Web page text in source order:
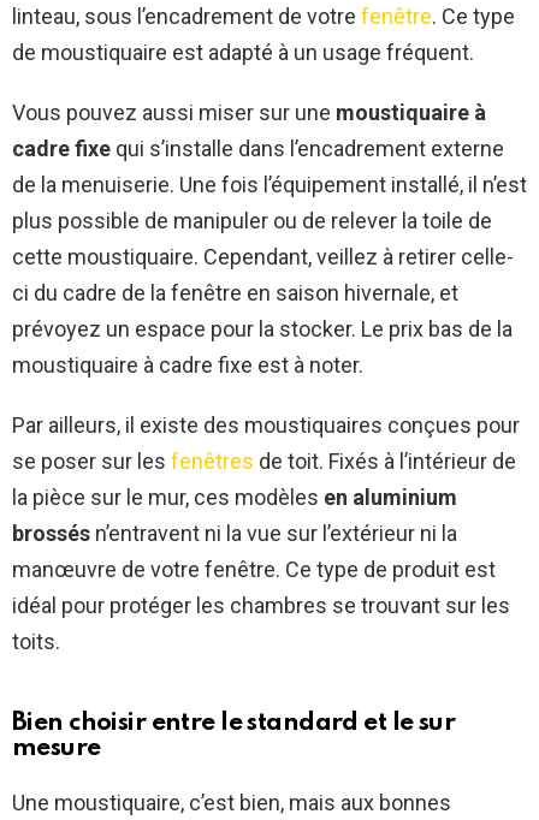
linteau, sous l’encadrement de votre fenêtre. Ce type
de moustiquaire est adapté à un usage fréquent.
Vous pouvez aussi miser sur une moustiquaire à
cadre fixe qui s’installe dans l’encadrement externe
de la menuiserie. Une fois l’équipement installé, il n’est
plus possible de manipuler ou de relever la toile de
cette moustiquaire. Cependant, veillez à retirer celle-
ci du cadre de la fenêtre en saison hivernale, et
prévoyez un espace pour la stocker. Le prix bas de la
moustiquaire à cadre fixe est à noter.
Par ailleurs, il existe des moustiquaires conçues pour
se poser sur les fenêtres de toit. Fixés à l’intérieur de
la pièce sur le mur, ces modèles en aluminium
brossés n’entravent ni la vue sur l’extérieur ni la
manœuvre de votre fenêtre. Ce type de produit est
idéal pour protéger les chambres se trouvant sur les
toits.
Bien choisir entre le standard et le sur
mesure
Une moustiquaire, c’est bien, mais aux bonnes